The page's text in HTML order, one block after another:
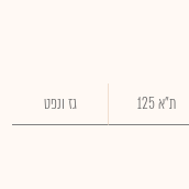
ת"א 125 גז ונפט